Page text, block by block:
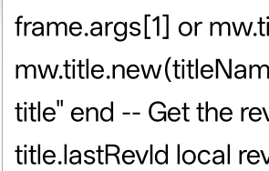
frame.args[1] or
title" end -- Get the
title.lastRevId local